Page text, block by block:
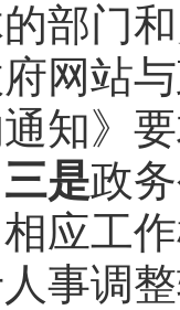
部门
网站
知》
三是政
应工
事调